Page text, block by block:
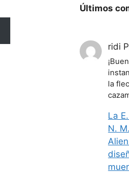
Últimos
ridi
la
La
N.